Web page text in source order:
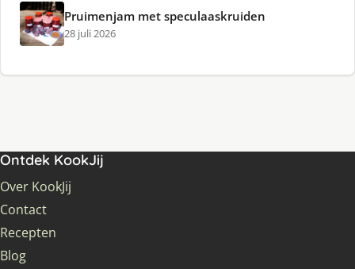
Pruimenjam met speculaaskruiden
28 juli 2026
Ontdek KookJij
Over KookJij
Contact
Recepten
Blog